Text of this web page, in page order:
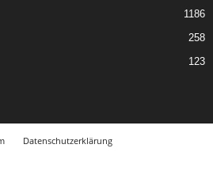
1186
258
123
Datenschutzerklärung